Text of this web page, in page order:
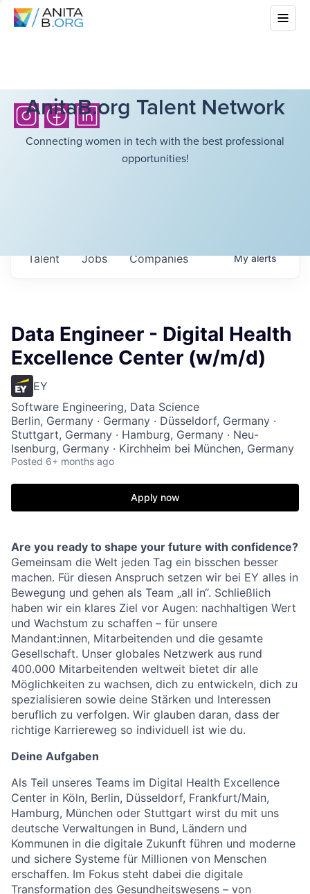
AnitaB.org Talent Network
Connecting women in tech with the best professional
opportunities!
Jobs Companies
Talent Myalerts
Data Engineer - Digital Health
Excellence Center (w/m/d)
EY
Software Engineering, Data Science
Berlin, Germany · Germany · Düsseldorf, Germany ·
Stuttgart, Germany · Hamburg, Germany · Neu-
Isenburg, Germany · Kirchheim bei München, Germany
Posted 6+ months ago
Apply now
Are you ready to shape your future with confidence?
Gemeinsam die Welt jeden Tag ein bisschen besser
machen. Für diesen Anspruch setzen wir bei EY alles in
Bewegung und gehen als Team „all in“. Schließlich
haben wir ein klares Ziel vor Augen: nachhaltigen Wert
und Wachstum zu schaffen – für unsere
Mandant:innen, Mitarbeitenden und die gesamte
Gesellschaft. Unser globales Netzwerk aus rund
400.000 Mitarbeitenden weltweit bietet dir alle
Möglichkeiten zu wachsen, dich zu entwickeln, dich zu
spezialisieren sowie deine Stärken und Interessen
beruflich zu verfolgen. Wir glauben daran, dass der
richtige Karriereweg so individuell ist wie du.
Deine Aufgaben
Als Teil unseres Teams im Digital Health Excellence
Center in Köln, Berlin, Düsseldorf, Frankfurt/Main,
Hamburg, München oder Stuttgart wirst du mit uns
deutsche Verwaltungen in Bund, Ländern und
Kommunen in die digitale Zukunft führen und moderne
und sichere Systeme für Millionen von Menschen
erschaffen. Im Fokus steht dabei die digitale
Transformation des Gesundheitswesens – von